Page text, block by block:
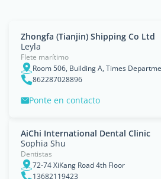
Zhongfa (Tianjin) Shipping Co Ltd
Leyla
Flete marítimo
862287028896
Ponte en contacto
AiChi International Dental Clinic
Sophia Shu
Dentistas
72-74 XiKang Road 4th Floor
13682119423